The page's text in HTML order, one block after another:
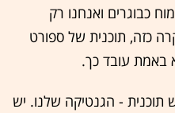
כבוגרים ואנחנו רק
כזה, תוכנית של ספורט
באמת עובד כך.
תוכנית - הגנטיקה שלנו. יש